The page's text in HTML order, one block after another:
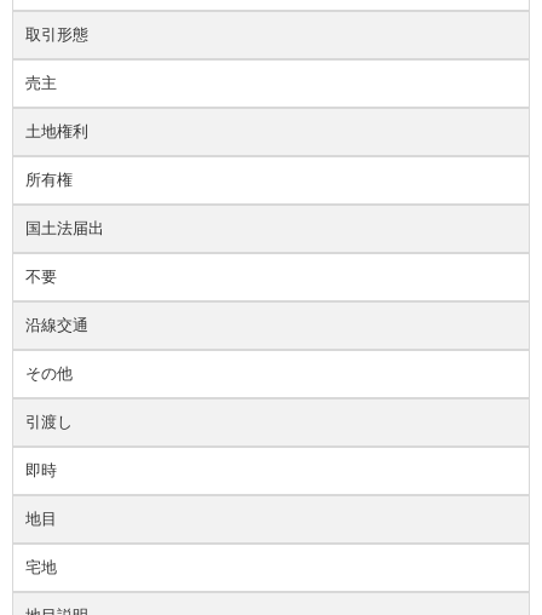
取引形態
売主
土地権利
所有権
国土法届出
不要
沿線交通
その他
引渡し
即時
地目
宅地